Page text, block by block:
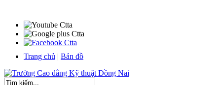
Trang chủ | Bản đồ